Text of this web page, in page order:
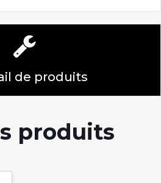
de produits
produits